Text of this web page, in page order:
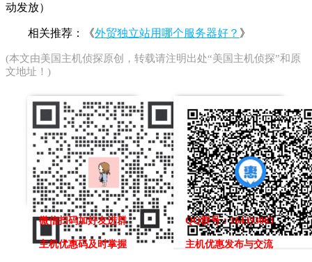
动发放）
相关推荐：《外贸独立站用哪个服务器好？ 》
(本文由美国主机侦探原创，转载请注明出处“美国主机侦探”和原
文地址！)
微信扫码加好友进群
主机优惠码及时掌握
QQ群号：164393063
主机优惠发布与交流